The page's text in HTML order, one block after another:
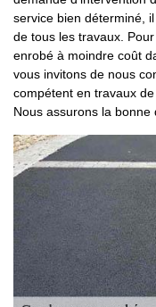
service bien déterminé,
de tous les travaux.
enrobé à moindre coût
vous invitons de nous
compétent en travaux
Nous assurons la bonne